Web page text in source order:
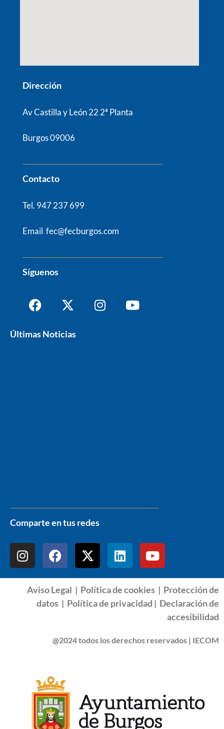
Dirección
Av Castilla y León 22 2ª Planta
Burgos 09006
Contacto
Tel. 947 237 699
Email fec@fecburgos.com
Síguenos
Últimas Noticias
Comparte en tus redes
Aviso Legal | Política de cookies | Protección de
datos | Política de privacidad | Declaración de
accesibilidad
@2024 todos los derechos reservados | IECOM